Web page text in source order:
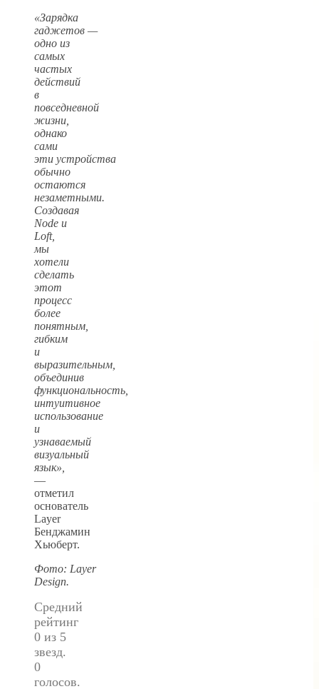
«Зарядка
гаджетов —
одно из
самых
частых
действий
в
повседневной
жизни,
однако
сами
эти устройства
обычно
остаются
незаметными.
Создавая
Node и
Loft,
мы
хотели
сделать
этот
процесс
более
понятным,
гибким
и
выразительным,
объединив
функциональность,
интуитивное
использование
и
узнаваемый
визуальный
язык»,
—
отметил
основатель
Layer
Бенджамин
Хьюберт.
Фото: Layer
Design.
Средний
рейтинг
0 из 5
звезд.
0
голосов.